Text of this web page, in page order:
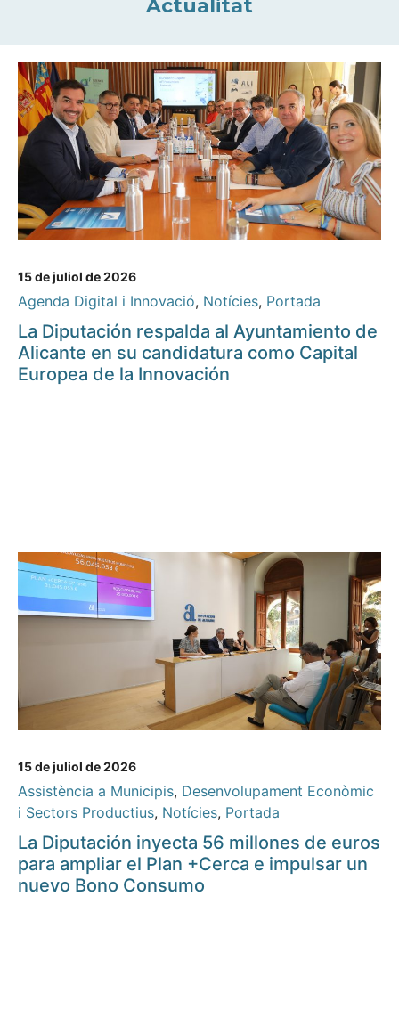
Actualitat
15 de juliol de 2026
Agenda Digital i Innovació, Notícies, Portada
La Diputación respalda al Ayuntamiento de
Alicante en su candidatura como Capital
Europea de la Innovación
15 de juliol de 2026
Assistència a Municipis, Desenvolupament Econòmic
i Sectors Productius, Notícies, Portada
La Diputación inyecta 56 millones de euros
para ampliar el Plan +Cerca e impulsar un
nuevo Bono Consumo